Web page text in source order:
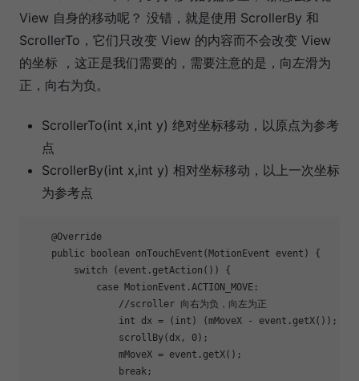
View 自身的移动呢？ 没错，就是使用 ScrollerBy 和
ScrollerTo，它们只改变 View 的内容而不会改变 View
的坐标 ，这正是我们需要的，需要注意的是，向左滑为
正，向右为负。
ScrollerTo(int x,int y) 绝对坐标移动，以原点为参考
点
ScrollerBy(int x,int y) 相对坐标移动，以上一次坐标
为参考点
    @Override
    public boolean onTouchEvent(MotionEvent event) {
        switch (event.getAction()) {
case MotionEvent.ACTION_MOVE:
                //scroller 向右为负，向左为正
                int dx = (int) (mMoveX - event.getX());
                scrollBy(dx, 0);
                mMoveX = event.getX();
break ;